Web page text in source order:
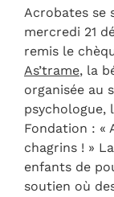
Acrobates se
mercredi 21
remis le
As’trame, la
organisée au
psychologue,
Fondation : «
chagrins ! »
enfants de
soutien où